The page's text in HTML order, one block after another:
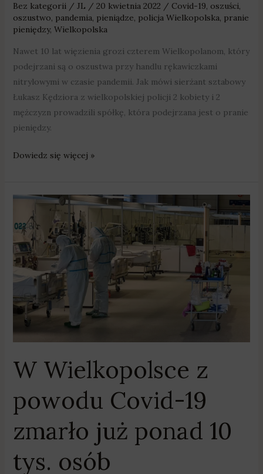
Bez kategorii/ JL / 20 kwietnia 2022 / Covid-19, oszuści,
oszustwo, pandemia, pieniądze, policja Wielkopolska, pranie
pieniędzy, Wielkopolska
Nawet 10 lat więzienia grozi czterem Wielkopolanom, który
podejrzani są o oszustwa przy handlu rękawiczkami
nitrylowymi w czasie pandemii. Jak mówi sierżant sztabowy
Łukasz Kędziora z wielkopolskiej policji 2 kobiety i 2
mężczyzn prowadzili spółkę, która podejrzana jest o pranie
pieniędzy.
Dowiedz się więcej »
W Wielkopolsce z
powodu Covid-19
zmarło już ponad 10
tys. osób
W
Wielkopolsce
z
powodu
Covid-
zmarło
już
osób